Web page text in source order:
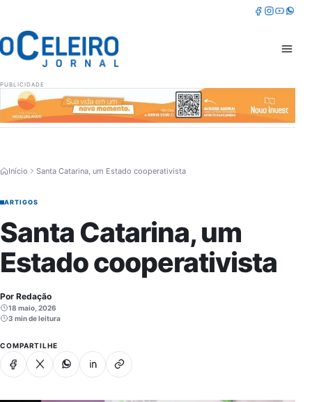
Facebook
Instagram
Youtube
PUBLICIDADE
Abrir
Início Santa Catarina, um Estado cooperativista
ARTIGOS
Santa Catarina, um
Estado cooperativista
Por Redação
18 maio, 2026
3 min de leitura
COMPARTILHE
Facebook
X WhatsappLinkedinCopiar link